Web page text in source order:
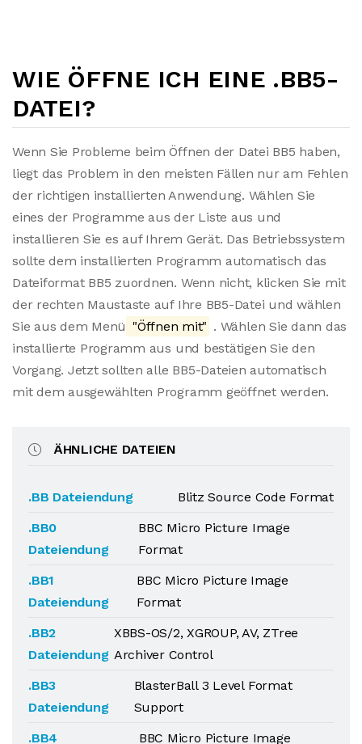
WIE ÖFFNE ICH EINE .BB5-
DATEI?
Wenn Sie Probleme beim Öffnen der Datei BB5 haben,
liegt das Problem in den meisten Fällen nur am Fehlen
der richtigen installierten Anwendung. Wählen Sie
eines der Programme aus der Liste aus und
installieren Sie es auf Ihrem Gerät. Das Betriebssystem
sollte dem installierten Programm automatisch das
Dateiformat BB5 zuordnen. Wenn nicht, klicken Sie mit
der rechten Maustaste auf Ihre BB5-Datei und wählen
Sie aus dem Menü "Öffnen mit" . Wählen Sie dann das
installierte Programm aus und bestätigen Sie den
Vorgang. Jetzt sollten alle BB5-Dateien automatisch
mit dem ausgewählten Programm geöffnet werden.
ÄHNLICHE DATEIEN
.BB Dateiendung
Blitz Source Code Format
.BB0
Dateiendung
BBC Micro Picture Image
Format
.BB1
Dateiendung
BBC Micro Picture Image
Format
.BB2
Dateiendung
XBBS-OS/2, XGROUP, AV, ZTree
Archiver Control
.BB3
Dateiendung
BlasterBall 3 Level Format
Support
.BB4
BBC Micro Picture Image